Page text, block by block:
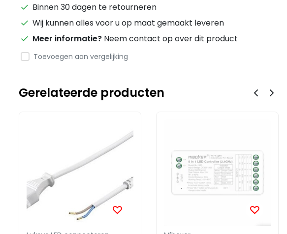
Binnen 30 dagen te retourneren
Wij kunnen alles voor u op maat gemaakt leveren
Meer informatie? Neem contact op over dit product
Toevoegen aan vergelijking
Gerelateerde producten